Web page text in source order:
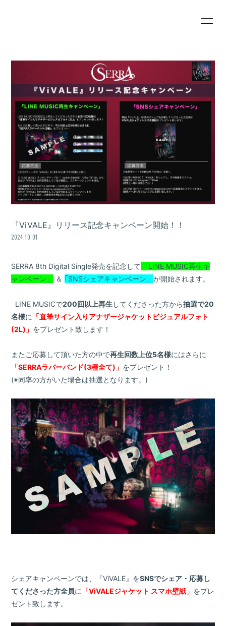
PROFILE
VIDEO
DISCOGRAPHY
BLOG
MOVIE
RADIO
『ViVALE』リリース記念キャンペーン開始！！
2024.10.01
SERRA 8th Digital Single発売を記念して ｢LINE MUSIC再生キ
ャンペーン」
＆ ｢SNSシェアキャンペーン」が開始されます。
LINE MUSICで200回以上再生 してくださった方から抽選で20
名様に 「直筆サイン入りアナザージャケットビジュアルフォト
(2L)」 をプレゼント致します！
またご応募して頂いた方の中で再生回数上位5名様にはさらに
「SERRAラバーバンド(3種全て)」 をプレゼント！
(※同率の方がいた場合は抽選となります。)
シェアキャンペーンでは、『ViVALE』をSNSでシェア・応募し
てくださった方全員に 「ViVALEジャケット スマホ壁紙」 をプレ
ゼント致します。